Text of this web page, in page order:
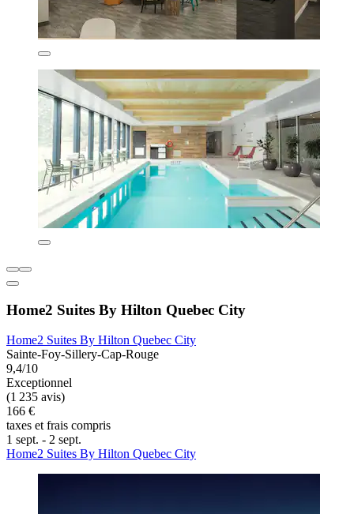
Home2 Suites By Hilton Quebec City
Home2 Suites By Hilton Quebec City
Sainte-Foy-Sillery-Cap-Rouge
9,4/10
Exceptionnel
(1 235 avis)
166 €
taxes et frais compris
1 sept. - 2 sept.
Home2 Suites By Hilton Quebec City